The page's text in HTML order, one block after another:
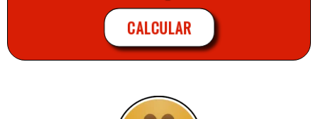
CALCULAR